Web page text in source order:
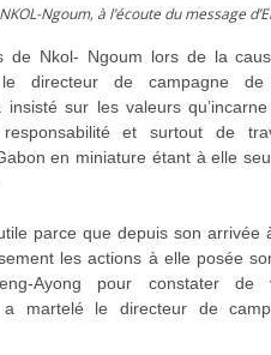
Ngoum, à l’écoute du message
de Nkol- Ngoum lors de la
le directeur de campagne
insisté sur les valeurs
et surtout de
en miniature étant à elle
parce que depuis son arrivée
les actions à elle posée
Ayong pour constater de
a martelé le directeur de